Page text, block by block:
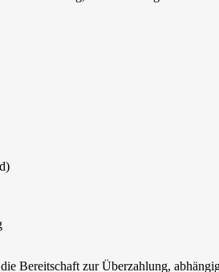
Bereitschaft zur Überzahlung,